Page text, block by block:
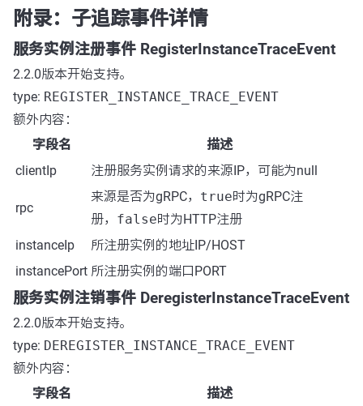
附录：子追踪事件详情
服务实例注册事件 RegisterInstanceTraceEvent
2.2.0版本开始支持。
type: REGISTER_INSTANCE_TRACE_EVENT
额外内容：
字段名
描述
clientIp
注册服务实例请求的来源IP，可能为null
rpc
来源是否为gRPC， true时为gRPC注
册， false时为HTTP注册
instanceIp
所注册实例的地址IP/HOST
instancePort 所注册实例的端口PORT
服务实例注销事件 DeregisterInstanceTraceEvent
2.2.0版本开始支持。
type: DEREGISTER_INSTANCE_TRACE_EVENT
额外内容：
字段名
描述